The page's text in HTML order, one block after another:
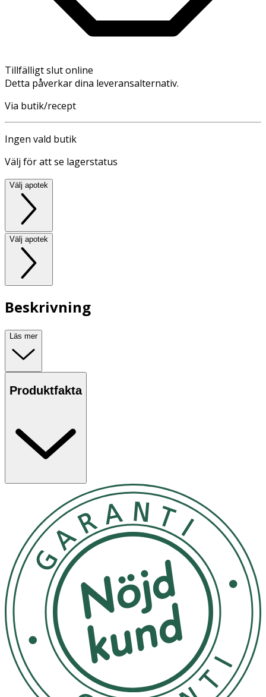
Tillfälligt slut online
Detta påverkar dina leveransalternativ.
Via butik/recept
Ingen vald butik
Välj för att se lagerstatus
Välj apotek
Välj apotek
Beskrivning
Läs mer
Produktfakta